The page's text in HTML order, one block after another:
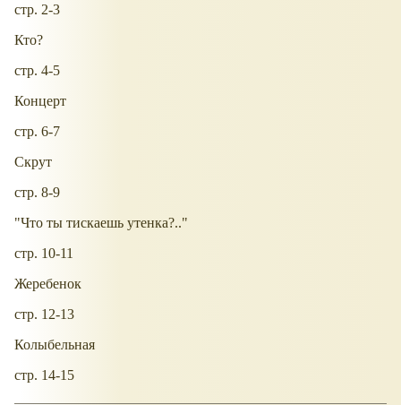
стр. 2-3
Кто?
стр. 4-5
Концерт
стр. 6-7
Скрут
стр. 8-9
"Что ты тискаешь утенка?.."
стр. 10-11
Жеребенок
стр. 12-13
Колыбельная
стр. 14-15